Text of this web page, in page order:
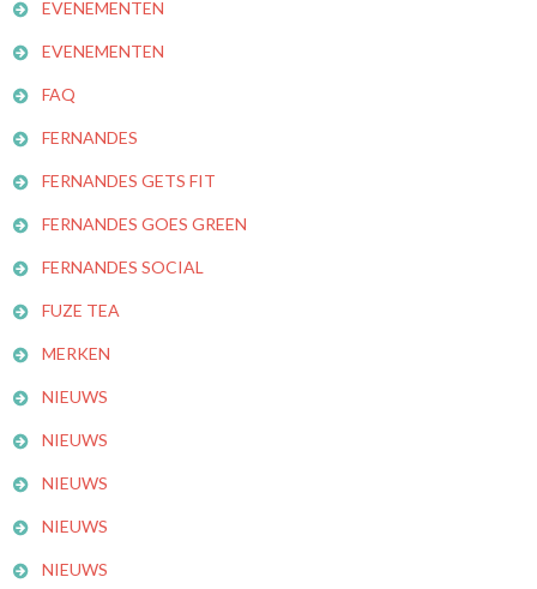
EVENEMENTEN
EVENEMENTEN
FAQ
FERNANDES
FERNANDES GETS FIT
FERNANDES GOES GREEN
FERNANDES SOCIAL
FUZE TEA
MERKEN
NIEUWS
NIEUWS
NIEUWS
NIEUWS
NIEUWS